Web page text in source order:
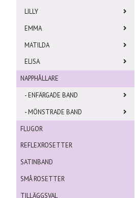
LILLY
EMMA
MATILDA
ELISA
NAPPHÅLLARE
- ENFÄRGADE BAND
- MÖNSTRADE BAND
FLUGOR
REFLEXROSETTER
SATINBAND
SMÅ ROSETTER
TILLÄGGSVAL